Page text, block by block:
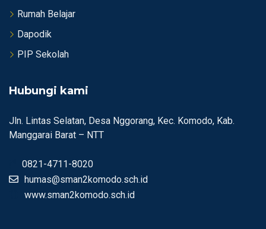
Rumah Belajar
Dapodik
PIP Sekolah
Hubungi kami
Jln. Lintas Selatan, Desa Nggorang, Kec. Komodo, Kab.
Manggarai Barat – NTT
0821-4711-8020
humas@sman2komodo.sch.id
www.sman2komodo.sch.id